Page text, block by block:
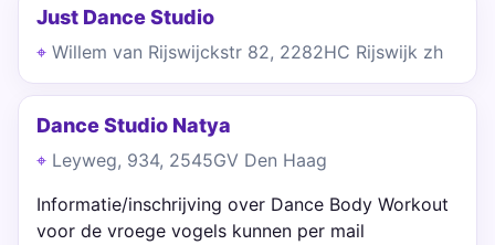
Just Dance Studio
Willem van Rijswijckstr 82, 2282HC Rijswijk zh
Dance Studio Natya
Leyweg, 934, 2545GV Den Haag
Informatie/inschrijving over Dance Body Workout
voor de vroege vogels kunnen per mail